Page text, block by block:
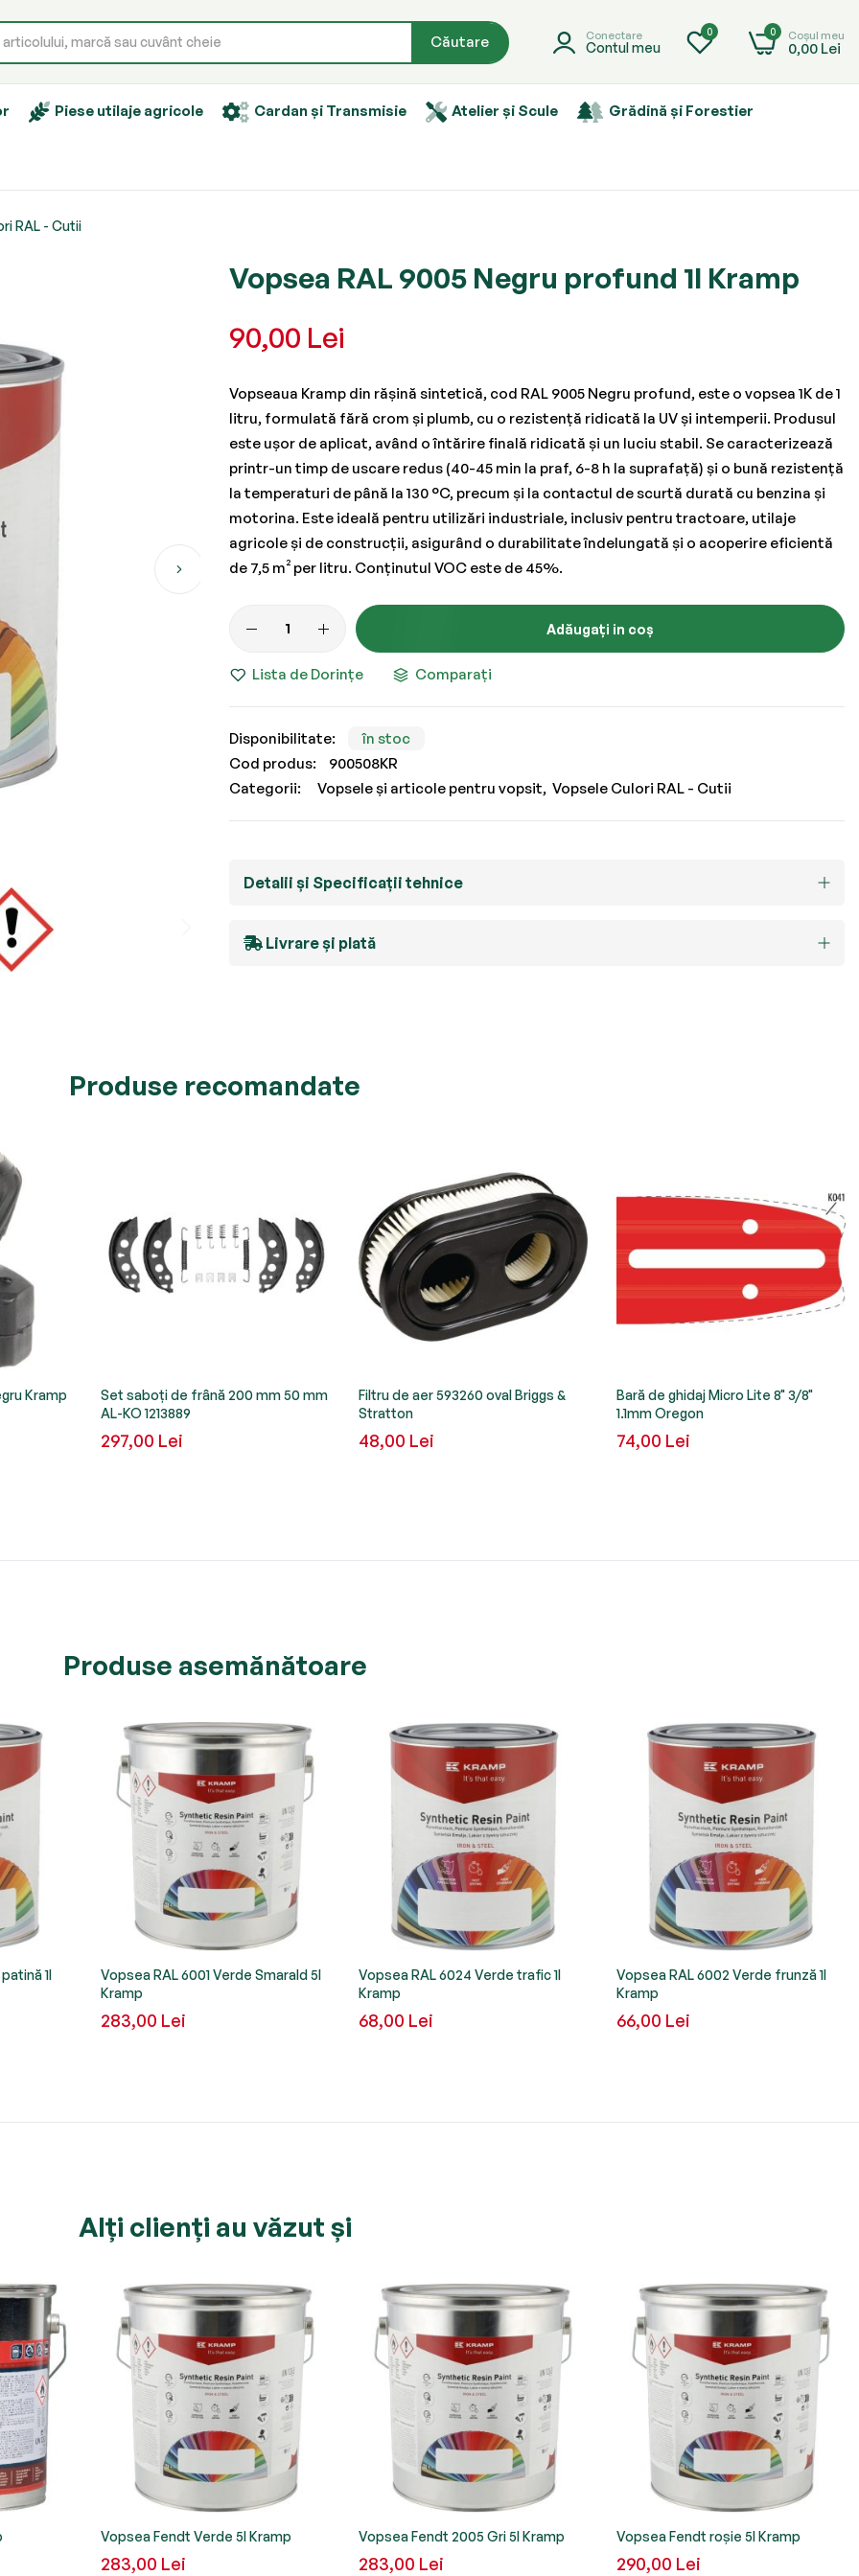
Căutare Conectare
Contul meu
0 0 Coșul meu
0,00 Lei
Piese utilaje agricole Cardan și Transmisie Atelier și Scule Grădină și Forestier
RAL - Cutii
Vopsea RAL 9005 Negru profund 1l Kramp
90,00 Lei
Vopseaua Kramp din rășină sintetică, cod RAL 9005 Negru profund, este o vopsea 1K de 1
litru, formulată fără crom și plumb, cu o rezistență ridicată la UV și intemperii. Produsul
este ușor de aplicat, având o întărire finală ridicată și un luciu stabil. Se caracterizează
printr-un timp de uscare redus (40-45 min la praf, 6-8 h la suprafață) și o bună rezistență
la temperaturi de până la 130 °C, precum și la contactul de scurtă durată cu benzina și
motorina. Este ideală pentru utilizări industriale, inclusiv pentru tractoare, utilaje
agricole și de construcții, asigurând o durabilitate îndelungată și o acoperire eficientă
de 7,5 m² per litru. Conținutul VOC este de 45%.
Adăugați in coș
Lista de Dorințe Comparați
în stoc
Cod produs
900508KR
Categorii:
Vopsele și articole pentru vopsit Vopsele Culori RAL - Cutii
Detalii și Specificații tehnice
Livrare și plată
Produse recomandate
Kramp
Set saboţi de frână 200 mm 50 mm
AL-KO 1213889
297,00 Lei
Filtru de aer 593260 oval Briggs &
Stratton
48,00 Lei
Bară de ghidaj Micro Lite 8" 3/8"
1.1mm Oregon
74,00 Lei
Produse asemănătoare
1l
Vopsea RAL 6001 Verde Smarald 5l
Kramp
283,00 Lei
Vopsea RAL 6024 Verde trafic 1l
Kramp
68,00 Lei
Vopsea RAL 6002 Verde frunză 1l
Kramp
66,00 Lei
Alți clienți au văzut și
Vopsea Fendt Verde 5l Kramp
283,00 Lei
Vopsea Fendt 2005 Gri 5l Kramp
283,00 Lei
Vopsea Fendt roșie 5l Kramp
290,00 Lei